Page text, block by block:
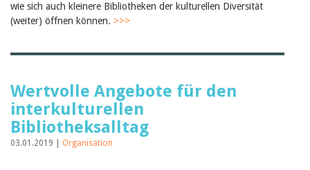
Juli 2026
Juni 2026
Juli 2025
Juni 2025
März 2025
Februar 2025
2024
wie sich auch kleinere Bibliotheken der kulturellen Diversität
(weiter) öffnen können. >>>
Wertvolle Angebote für den
interkulturellen
Bibliotheksalltag
03.01.2019 | Organisation